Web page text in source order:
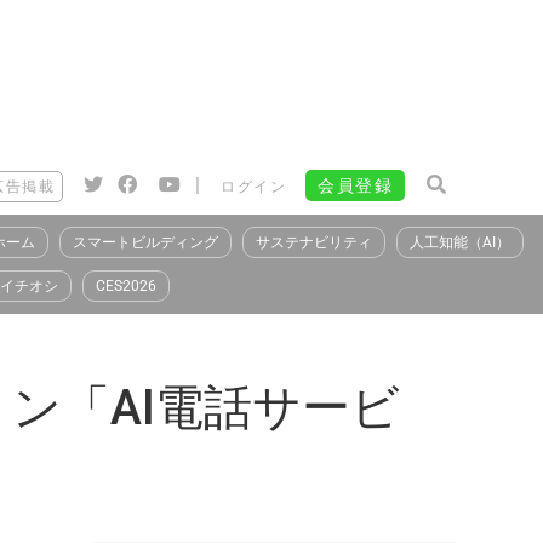
告掲載 | ログイン 会員登録
ーム スマートビルディング サステナビリティ 人工知能（AI）
イチオシ CES2026
「AI電話サービ